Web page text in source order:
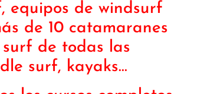
equipos de windsurf
de 10 catamaranes
de todas las
surf, kayaks…